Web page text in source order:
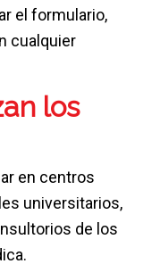
el formulario,
cualquier
los
en centros
universitarios,
de los